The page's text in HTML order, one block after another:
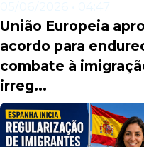
União Europeia
acordo para
combate à
irreg...